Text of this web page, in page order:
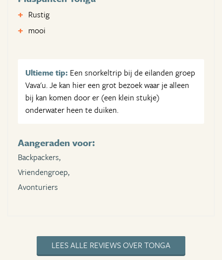
Rustig
mooi
Ultieme tip: Een snorkeltrip bij de eilanden groep
Vava'u. Je kan hier een grot bezoek waar je alleen
bij kan komen door er (een klein stukje)
onderwater heen te duiken.
Aangeraden voor:
Backpackers,
Vriendengroep,
Avonturiers
LEES ALLE REVIEWS OVER TONGA